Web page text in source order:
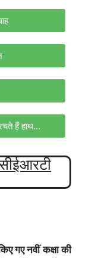
हैं हाथ…
गए नवीं कक्षा की